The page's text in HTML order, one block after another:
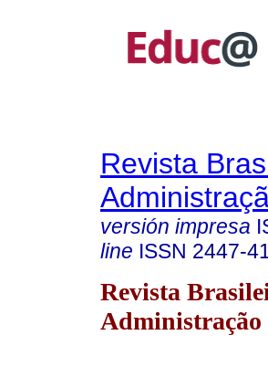
Revista
versión impresa
line ISSN 2447-
Revista
Administração